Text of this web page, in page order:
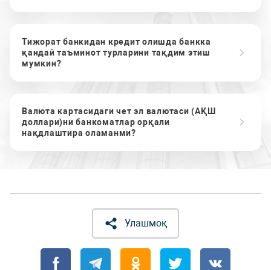
Тижорат банкидан кредит олишда банкка
қандай таъминот турларини тақдим этиш
мумкин?
Валюта картасидаги чет эл валютаси (АҚШ
доллари)ни банкоматлар орқали
нақдлаштира оламанми?
Улашмоқ